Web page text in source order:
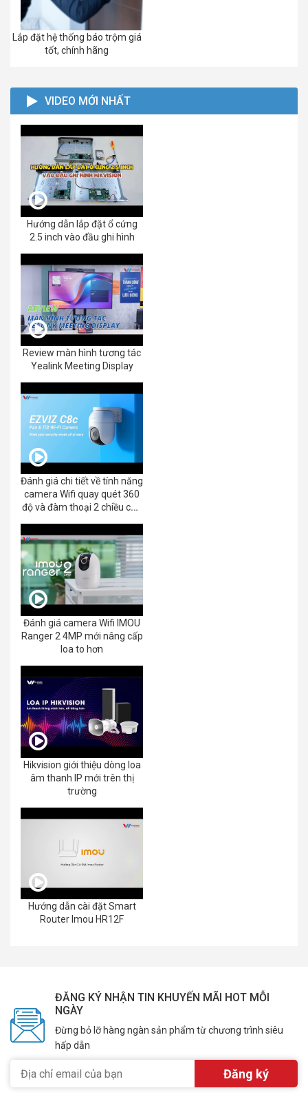
Lắp đặt hệ thống báo trộm giá
tốt, chính hãng
VIDEO MỚI NHẤT
Hướng dẫn lắp đặt ổ cứng
2.5 inch vào đầu ghi hình
Review màn hình tương tác
Yealink Meeting Display
Đánh giá chi tiết về tính năng
camera Wifi quay quét 360
độ và đàm thoại 2 chiều của
Đánh giá camera Wifi IMOU
Ranger 2 4MP mới nâng cấp
loa to hơn
Hikvision giới thiệu dòng loa
âm thanh IP mới trên thị
trường
Hướng dẫn cài đặt Smart
Router Imou HR12F
ĐĂNG KÝ NHẬN TIN KHUYẾN MÃI HOT MỖI
NGÀY
Đừng bỏ lỡ hàng ngàn sản phẩm từ chương trình siêu
hấp dẫn